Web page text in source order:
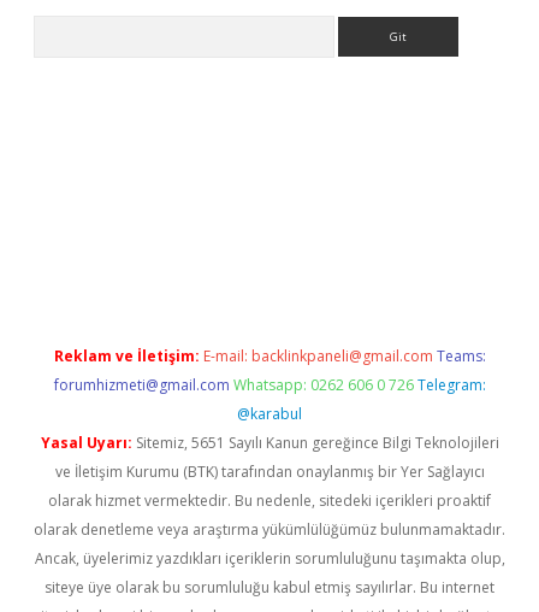
Reklam ve İletişim: E-mail: backlinkpaneli@gmail.com Teams:
forumhizmeti@gmail.com Whatsapp: 0262 606 0 726 Telegram:
@karabul
Yasal Uyarı: Sitemiz, 5651 Sayılı Kanun gereğince Bilgi Teknolojileri
ve İletişim Kurumu (BTK) tarafından onaylanmış bir Yer Sağlayıcı
olarak hizmet vermektedir. Bu nedenle, sitedeki içerikleri proaktif
olarak denetleme veya araştırma yükümlülüğümüz bulunmamaktadır.
Ancak, üyelerimiz yazdıkları içeriklerin sorumluluğunu taşımakta olup,
siteye üye olarak bu sorumluluğu kabul etmiş sayılırlar. Bu internet